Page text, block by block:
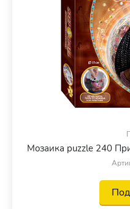
Мозаика puzzle 240